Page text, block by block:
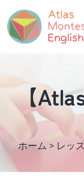
【
ホーム > レッ